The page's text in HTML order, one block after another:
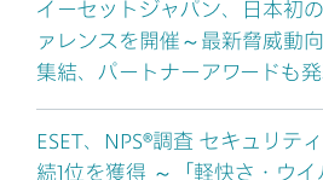
イーセットジャパン、日本初
ァレンスを開催～最新脅威動
集結、パートナーアワードも
ESET、NPS®調査 セキュリテ
続1位を獲得 ～「軽快さ・ウ